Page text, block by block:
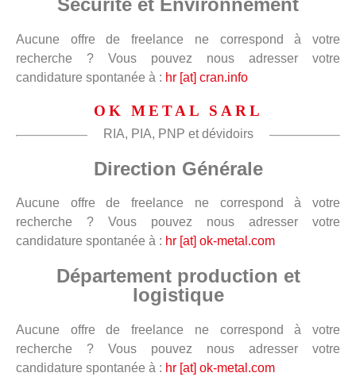
Aucune offre de freelance ne correspond à votre
recherche ? Vous pouvez nous adresser votre
candidature spontanée à : hr [at] cran.info
OK METAL SARL
RIA, PIA, PNP et dévidoirs
Direction Générale
Aucune offre de freelance ne correspond à votre
recherche ? Vous pouvez nous adresser votre
candidature spontanée à : hr [at] ok-metal.com
Département production et
logistique
Aucune offre de freelance ne correspond à votre
recherche ? Vous pouvez nous adresser votre
candidature spontanée à : hr [at] ok-metal.com